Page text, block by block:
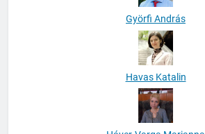
Györfi András
Havas Katalin